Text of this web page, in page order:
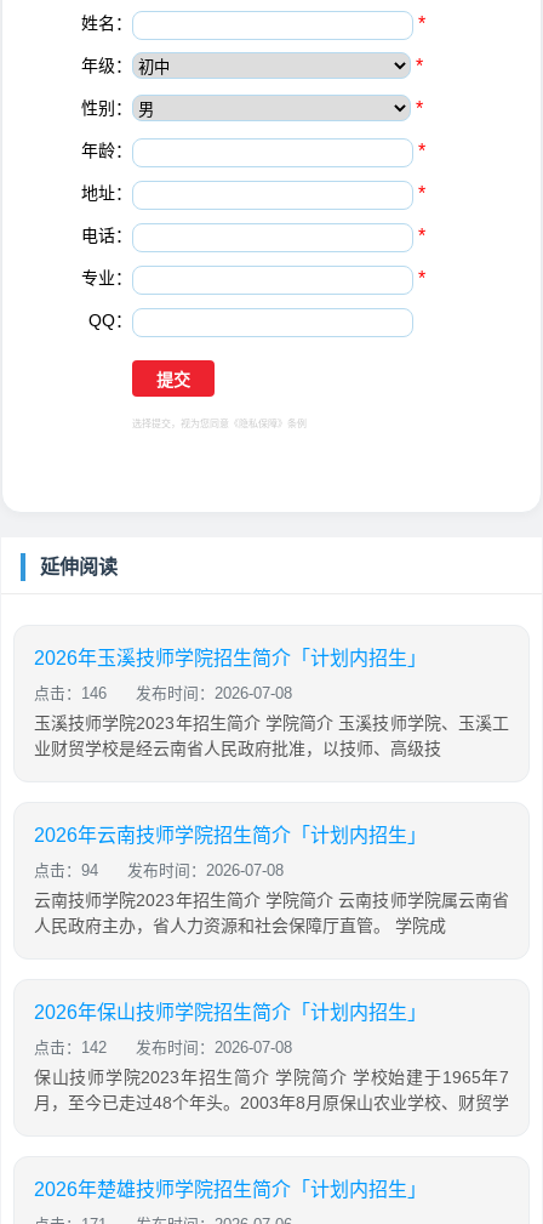
姓名： *
年级： *
性别： *
年龄： *
地址： *
电话： *
专业： *
QQ：
选择提交，视为您同意 《隐私保障》 条例
延伸阅读
2026年玉溪技师学院招生简介「计划内招生」
点击：146 发布时间：2026-07-08
玉溪技师学院2023年招生简介 学院简介 玉溪技师学院、玉溪工
业财贸学校是经云南省人民政府批准，以技师、高级技
2026年云南技师学院招生简介「计划内招生」
点击：94 发布时间：2026-07-08
云南技师学院2023年招生简介 学院简介 云南技师学院属云南省
人民政府主办，省人力资源和社会保障厅直管。 学院成
2026年保山技师学院招生简介「计划内招生」
点击：142 发布时间：2026-07-08
保山技师学院2023年招生简介 学院简介 学校始建于1965年7
月，至今已走过48个年头。2003年8月原保山农业学校、财贸学
2026年楚雄技师学院招生简介「计划内招生」